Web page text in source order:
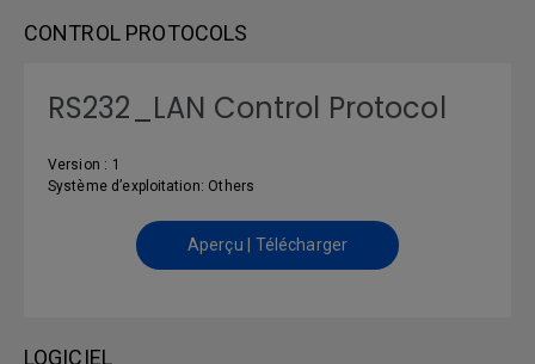
CONTROL PROTOCOLS
RS232_LAN Control Protocol
Version : 1
Système d’exploitation: Others
Aperçu | Télécharger
LOGICIEL